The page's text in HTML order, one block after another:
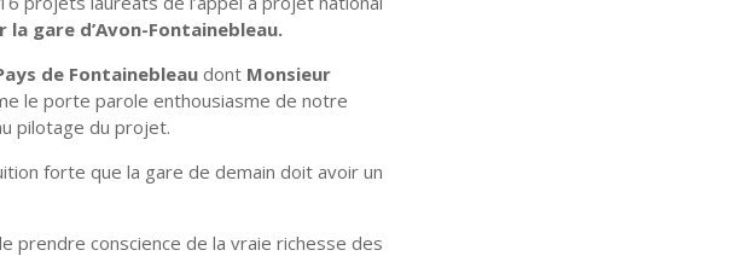
la gare d’Avon-Fontainebleau.
de Fontainebleau dont Monsieur
le porte parole enthousiasme de notre
pilotage du projet.
forte que la gare de demain doit avoir un
prendre conscience de la vraie richesse des